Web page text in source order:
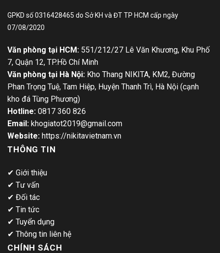
GPKD số 0316428465 do Sở KH và ĐT TP HCM cấp ngày
07/08/2020
Văn phòng tại HCM: 551/212/27 Lê Văn Khương, Khu Phố
7, Quận 12, TP.Hồ Chí Minh
Văn phòng tại Hà Nội: Kho Thang NIKITA, KM2, Đường
Phan Trọng Tuệ, Tam Hiệp, Huyện Thanh Trì, Hà Nội (cạnh
kho đá Tùng Phương)
Hotline: 0817 360 826
Email: khogiatot2019@gmail.com
Website: https://nikitavietnam.vn
THÔNG TIN
✔ Giới thiệu
✔ Tư vấn
✔ Đối tác
✔ Tin tức
✔ Tuyển dụng
✔ Thông tin liên hệ
CHÍNH SÁCH